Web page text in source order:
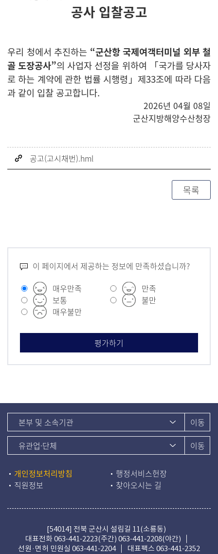
공사 입찰공고
우리 청에서 추진하는 “군산항 국제여객터미널 외부 철
골 도장공사”의 사업자 선정을 위하여 「국가를 당사자
로 하는 계약에 관한 법률 시행령」제33조에 따라 다음
과 같이 입찰 공고합니다.
2026년 04월 08일
군산지방해양수산청장
공고(고시채번).hml
목록
이 페이지에서 제공하는 정보에 만족하셨습니까?
매우만족
만족
보통
불만
매우불만
개인정보처리방침
행정서비스헌장
직원정보
찾아오시는 길
[54014] 전북 군산시 설림길 11(소룡동)
대표전화063-441-2223(주간) 063-441-2208(야간)
선원·면허 민원실 063-441-2204 대표팩스 063-441-2352